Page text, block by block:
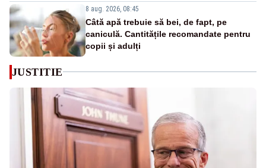
8 aug. 2026, 08:45
Câtă apă trebuie să bei, de fapt, pe
caniculă. Cantitățile recomandate pentru
copii și adulți
JUSTITIE